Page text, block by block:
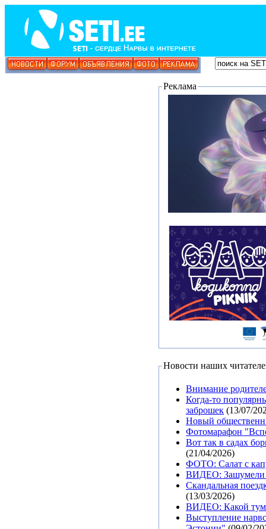
Реклама
Новости наших
Внимание
Когда-то
заброшек (13/07/
Новый
Фотомарафон
Вот так в садах
(21/04/2026)
ФОТО: Салат с
ВИДЕО: Зашумели
Скандальная
(13/03/2026)
ВИДЕО: Какой
Выступление